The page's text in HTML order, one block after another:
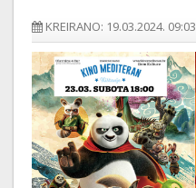
KREIRANO: 19.03.2024. 09:03